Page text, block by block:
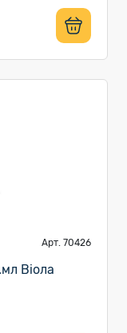
Арт. 70426
Віола